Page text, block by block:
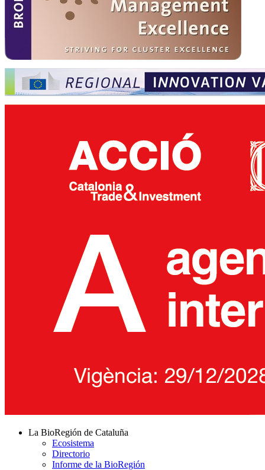
La BioRegión de Cataluña
Ecosistema
Directorio
Informe de la BioRegión